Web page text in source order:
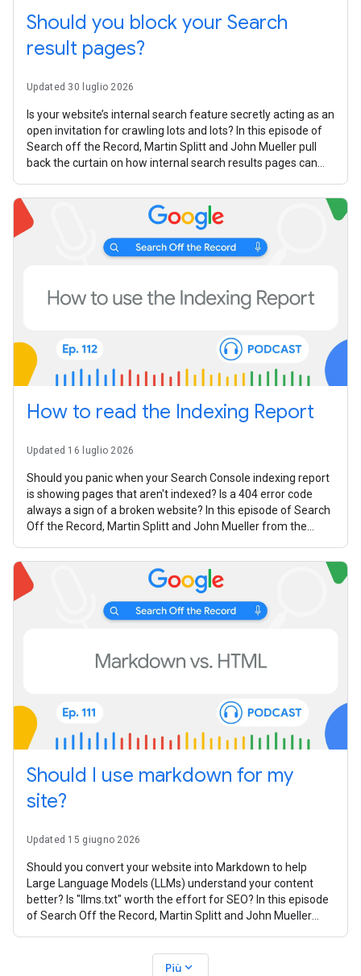
Should you block your Search
result pages?
Updated 30 luglio 2026
Is your website’s internal search feature secretly acting as an
open invitation for crawling lots and lots? In this episode of
Search off the Record, Martin Splitt and John Mueller pull
back the curtain on how internal search results pages can
How to read the Indexing Report
Updated 16 luglio 2026
Should you panic when your Search Console indexing report
is showing pages that aren't indexed? Is a 404 error code
always a sign of a broken website? In this episode of Search
Off the Record, Martin Splitt and John Mueller from the
Should I use markdown for my
site?
Updated 15 giugno 2026
Should you convert your website into Markdown to help
Large Language Models (LLMs) understand your content
better? Is "llms.txt" worth the effort for SEO? In this episode
of Search Off the Record, Martin Splitt and John Mueller
Più expand_more